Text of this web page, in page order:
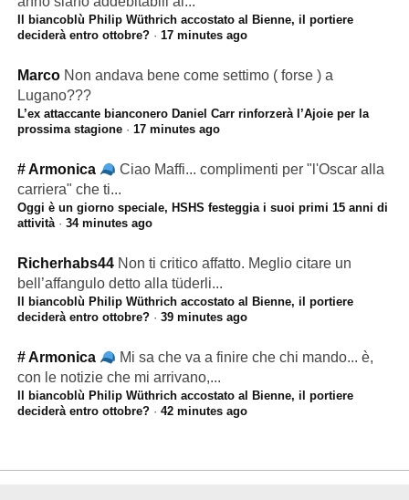
Il biancoblù Philip Wüthrich accostato al Bienne, il portiere
deciderà entro ottobre?· 17 minutes ago
Marco Non andava bene come settimo ( forse ) a
Lugano???
L’ex attaccante bianconero Daniel Carr rinforzerà l’Ajoie per la
prossima stagione· 17 minutes ago
# Armonica
Ciao Maffi... complimenti per "l'Oscar alla
carriera" che ti...
Oggi è un giorno speciale, HSHS festeggia i suoi primi 15 anni di
attività· 34 minutes ago
Richerhabs44 Non ti critico affatto. Meglio citare un
bell’affangulo detto alla tüderli...
Il biancoblù Philip Wüthrich accostato al Bienne, il portiere
deciderà entro ottobre?· 39 minutes ago
# Armonica
Mi sa che va a finire che chi mando... è,
con le notizie che mi arrivano,...
Il biancoblù Philip Wüthrich accostato al Bienne, il portiere
deciderà entro ottobre?· 42 minutes ago